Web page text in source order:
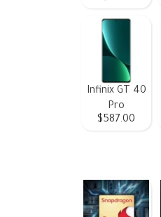
Infinix GT 40
Pro
$587.00